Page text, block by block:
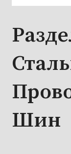
Шин